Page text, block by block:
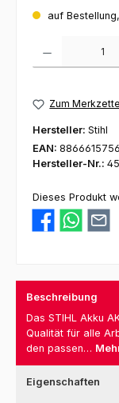
auf
Zum
Hersteller: Stihl
EAN:
Hersteller-Nr.:
Dieses Produkt
Beschreibung
Das STIHL Akku
Qualität für alle
den passen…
Eigenschaften